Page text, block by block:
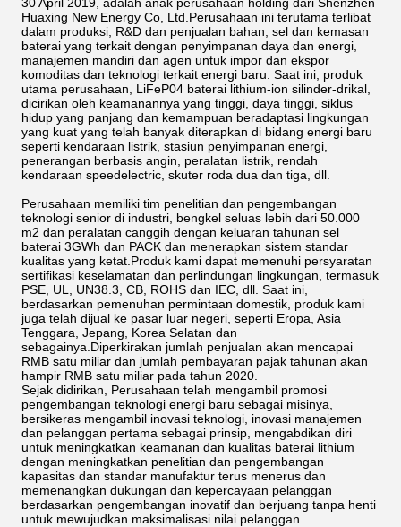
Huaxing New Energy Co, Ltd.Perusahaan ini terutama terlibat
dalam produksi, R&D dan penjualan bahan, sel dan kemasan
baterai yang terkait dengan penyimpanan daya dan energi,
manajemen mandiri dan agen untuk impor dan ekspor
komoditas dan teknologi terkait energi baru. Saat ini, produk
utama perusahaan, LiFeP04 baterai lithium-ion silinder-drikal,
dicirikan oleh keamanannya yang tinggi, daya tinggi, siklus
hidup yang panjang dan kemampuan beradaptasi lingkungan
yang kuat yang telah banyak diterapkan di bidang energi baru
seperti kendaraan listrik, stasiun penyimpanan energi,
penerangan berbasis angin, peralatan listrik, rendah
kendaraan speedelectric, skuter roda dua dan tiga, dll.
Perusahaan memiliki tim penelitian dan pengembangan
teknologi senior di industri, bengkel seluas lebih dari 50.000
m2 dan peralatan canggih dengan keluaran tahunan sel
baterai 3GWh dan PACK dan menerapkan sistem standar
kualitas yang ketat.Produk kami dapat memenuhi persyaratan
sertifikasi keselamatan dan perlindungan lingkungan, termasuk
PSE, UL, UN38.3, CB, ROHS dan IEC, dll. Saat ini,
berdasarkan pemenuhan permintaan domestik, produk kami
juga telah dijual ke pasar luar negeri, seperti Eropa, Asia
Tenggara, Jepang, Korea Selatan dan
sebagainya.Diperkirakan jumlah penjualan akan mencapai
RMB satu miliar dan jumlah pembayaran pajak tahunan akan
hampir RMB satu miliar pada tahun 2020.
Sejak didirikan, Perusahaan telah mengambil promosi
pengembangan teknologi energi baru sebagai misinya,
bersikeras mengambil inovasi teknologi, inovasi manajemen
dan pelanggan pertama sebagai prinsip, mengabdikan diri
untuk meningkatkan keamanan dan kualitas baterai lithium
dengan meningkatkan penelitian dan pengembangan
kapasitas dan standar manufaktur terus menerus dan
memenangkan dukungan dan kepercayaan pelanggan
berdasarkan pengembangan inovatif dan berjuang tanpa henti
untuk mewujudkan maksimalisasi nilai pelanggan.